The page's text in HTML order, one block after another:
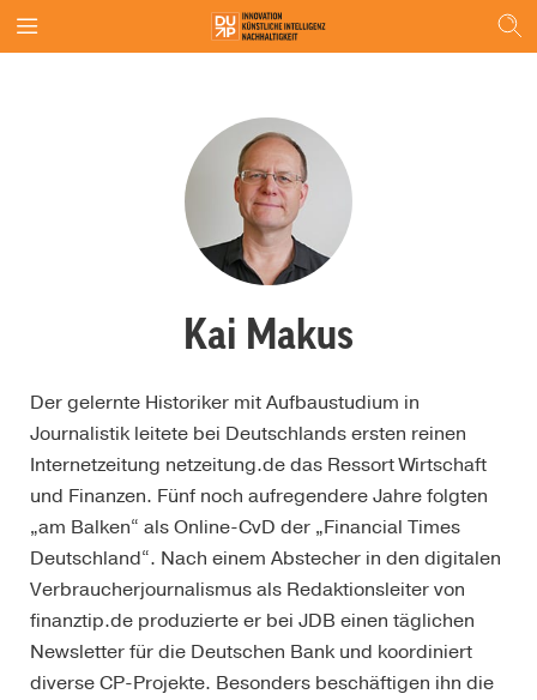
Kai Makus
Der gelernte Historiker mit Aufbaustudium in
Journalistik leitete bei Deutschlands ersten reinen
Internetzeitung netzeitung.de das Ressort Wirtschaft
und Finanzen. Fünf noch aufregendere Jahre folgten
„am Balken“ als Online-CvD der „Financial Times
Deutschland“. Nach einem Abstecher in den digitalen
Verbraucherjournalismus als Redaktionsleiter von
finanztip.de produzierte er bei JDB einen täglichen
Newsletter für die Deutschen Bank und koordiniert
diverse CP-Projekte. Besonders beschäftigen ihn die